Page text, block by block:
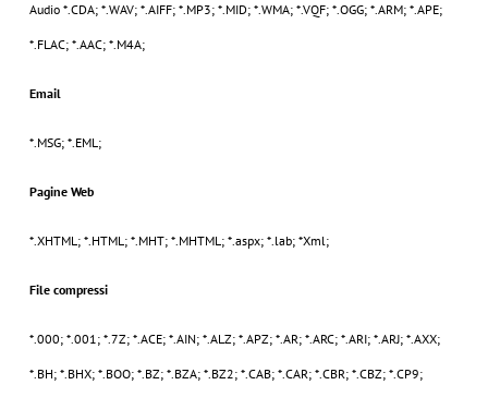
Audio *.CDA; *.WAV; *.AIFF; *.MP3; *.MID; *.WMA; *.VQF; *.OGG; *.ARM; *.APE;
*.FLAC; *.AAC; *.M4A;
Email
*.MSG; *.EML;
Pagine Web
*.XHTML; *.HTML; *.MHT; *.MHTML; *.aspx; *.lab; *Xml;
File compressi
*.000; *.001; *.7Z; *.ACE; *.AIN; *.ALZ; *.APZ; *.AR; *.ARC; *.ARI; *.ARJ; *.AXX;
*.BH; *.BHX; *.BOO; *.BZ; *.BZA; *.BZ2; *.CAB; *.CAR; *.CBR; *.CBZ; *.CP9;